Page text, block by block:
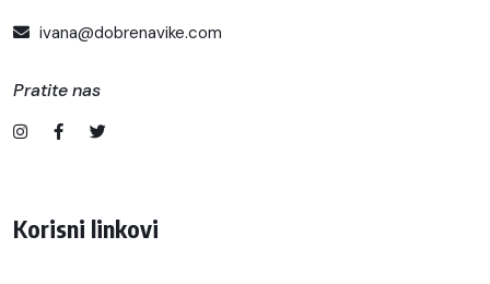
ivana@dobrenavike.com
Pratite nas
Korisni linkovi